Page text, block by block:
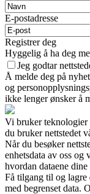
E-postadresse
Registrer deg
Hyggelig å ha deg
Jeg godtar
Å melde deg på
og
ikke lenger ønsker å
Vi bruker teknologier
du bruker nettstedet
Når du besøker
enhetsdata av oss
hvordan dataene dine
Få tilgang til og lagre
med begrenset data.